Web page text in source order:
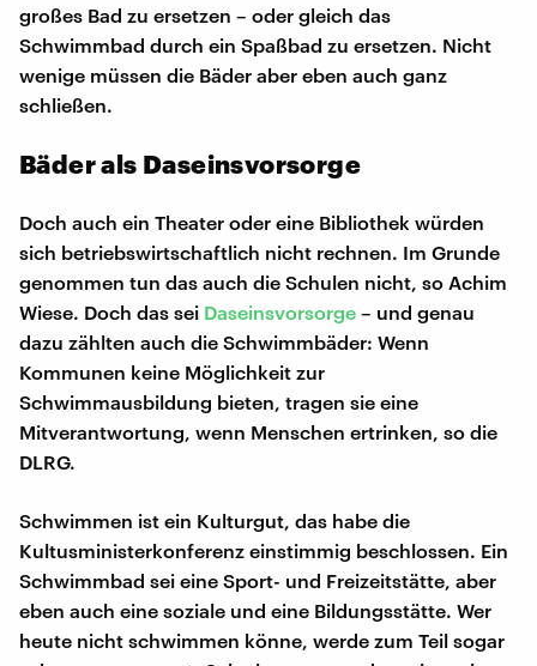
großes Bad zu ersetzen – oder gleich das
Schwimmbad durch ein Spaßbad zu ersetzen. Nicht
wenige müssen die Bäder aber eben auch ganz
schließen.
Bäder als Daseinsvorsorge
Doch auch ein Theater oder eine Bibliothek würden
sich betriebswirtschaftlich nicht rechnen. Im Grunde
genommen tun das auch die Schulen nicht, so Achim
Wiese. Doch das sei Daseinsvorsorge – und genau
dazu zählten auch die Schwimmbäder: Wenn
Kommunen keine Möglichkeit zur
Schwimmausbildung bieten, tragen sie eine
Mitverantwortung, wenn Menschen ertrinken, so die
DLRG.
Schwimmen ist ein Kulturgut, das habe die
Kultusministerkonferenz einstimmig beschlossen. Ein
Schwimmbad sei eine Sport- und Freizeitstätte, aber
eben auch eine soziale und eine Bildungsstätte. Wer
heute nicht schwimmen könne, werde zum Teil sogar